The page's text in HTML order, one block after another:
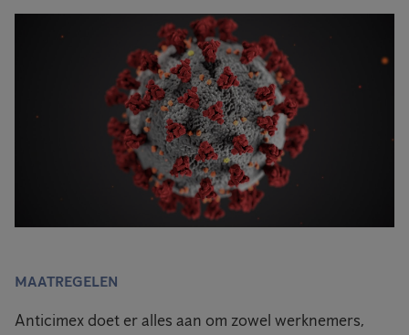
MAATREGELEN
Anticimex doet er alles aan om zowel werknemers,